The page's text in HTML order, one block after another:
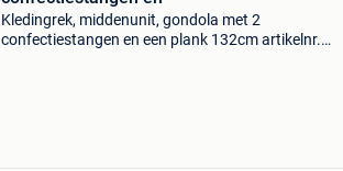
Kledingrek, middenunit, gondola met 2
confectiestangen en een plank 132cm artikelnr.